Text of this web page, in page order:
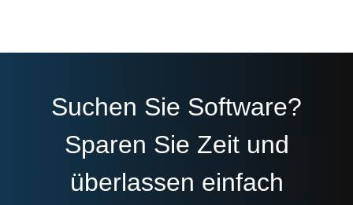
Suchen Sie Software?
Sparen Sie Zeit und
überlassen einfach